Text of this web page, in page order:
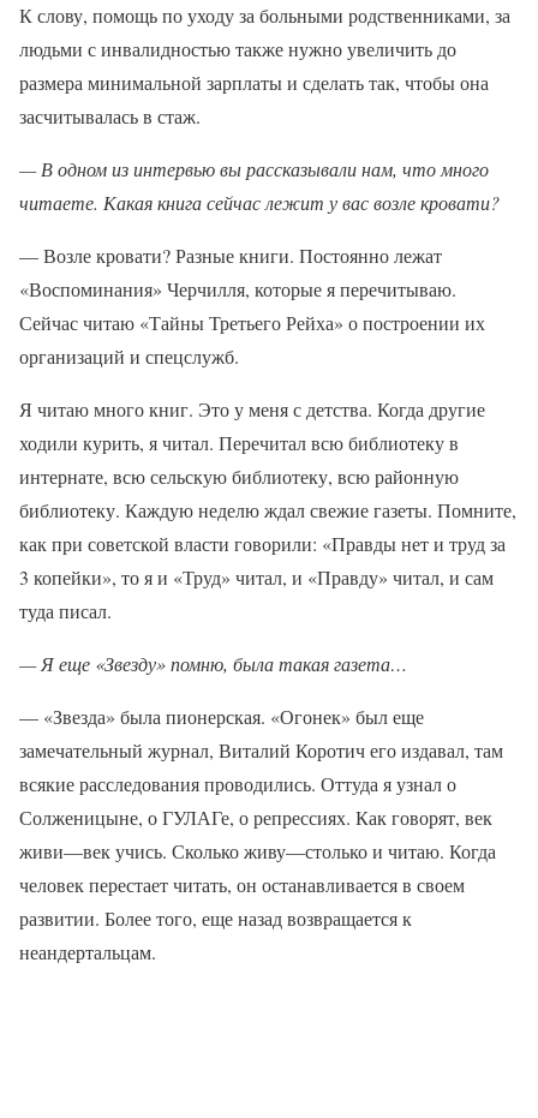
К слову, помощь по уходу за больными родственниками, за
людьми с инвалидностью также нужно увеличить до
размера минимальной зарплаты и сделать так, чтобы она
засчитывалась в стаж.
— В одном из интервью вы рассказывали нам, что много
читаете. Какая книга сейчас лежит у вас возле кровати?
— Возле кровати? Разные книги. Постоянно лежат
«Воспоминания» Черчилля, которые я перечитываю.
Сейчас читаю «Тайны Третьего Рейха» о построении их
организаций и спецслужб.
Я читаю много книг. Это у меня с детства. Когда другие
ходили курить, я читал. Перечитал всю библиотеку в
интернате, всю сельскую библиотеку, всю районную
библиотеку. Каждую неделю ждал свежие газеты. Помните,
как при советской власти говорили: «Правды нет и труд за
3 копейки», то я и «Труд» читал, и «Правду» читал, и сам
туда писал.
— Я еще «Звезду» помню, была такая газета…
— «Звезда» была пионерская. «Огонек» был еще
замечательный журнал, Виталий Коротич его издавал, там
всякие расследования проводились. Оттуда я узнал о
Солженицыне, о ГУЛАГе, о репрессиях. Как говорят, век
живи—век учись. Сколько живу—столько и читаю. Когда
человек перестает читать, он останавливается в своем
развитии. Более того, еще назад возвращается к
неандертальцам.